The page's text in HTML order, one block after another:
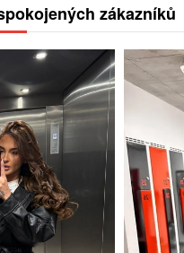
zákazníků